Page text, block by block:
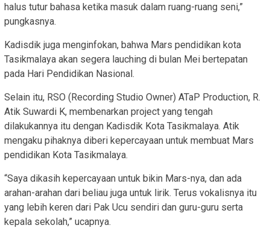
halus tutur bahasa ketika masuk dalam ruang-ruang seni,”
pungkasnya.
Kadisdik juga menginfokan, bahwa Mars pendidikan kota
Tasikmalaya akan segera lauching di bulan Mei bertepatan
pada Hari Pendidikan Nasional.
Selain itu, RSO (Recording Studio Owner) ATaP Production, R.
Atik Suwardi K, membenarkan project yang tengah
dilakukannya itu dengan Kadisdik Kota Tasikmalaya. Atik
mengaku pihaknya diberi kepercayaan untuk membuat Mars
pendidikan Kota Tasikmalaya.
“Saya dikasih kepercayaan untuk bikin Mars-nya, dan ada
arahan-arahan dari beliau juga untuk lirik. Terus vokalisnya itu
yang lebih keren dari Pak Ucu sendiri dan guru-guru serta
kepala sekolah,” ucapnya.